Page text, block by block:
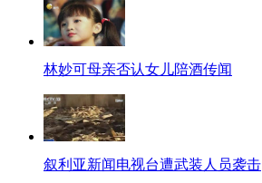
林妙可母亲否认女儿陪酒传闻
叙利亚新闻电视台遭武装人员袭击